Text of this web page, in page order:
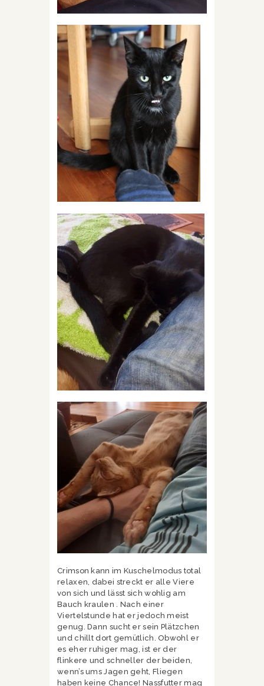
Crimson kann im Kuschelmodus total
relaxen, dabei streckt er alle Viere
von sich und lässt sich wohlig am
Bauch kraulen . Nach einer
Viertelstunde hat er jedoch meist
genug. Dann sucht er sein Plätzchen
und chillt dort gemütlich. Obwohl er
es eher ruhiger mag, ist er der
flinkere und schneller der beiden,
wenn’s ums Jagen geht, Fliegen
haben keine Chance! Nassfutter mag